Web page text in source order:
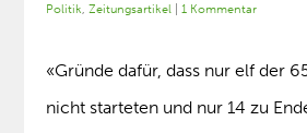
Politik,Zeitungsartikel |1 Kommentar
«Gründe dafür, dass nur elf der
nicht starteten und nur 14 zu